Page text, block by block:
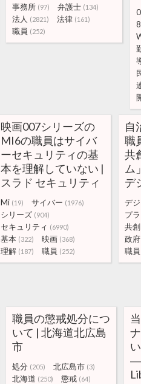
事務所 (97) 弁護士 (134)
法人 (2821) 法律 (161)
職員 (252)
8
映画007シリーズの
MI6の職員はサイバ
ーセキュリティの基
本を理解していない |
スラド セキュリティ
Mi (19) サイバー (1976)
シリーズ (904)
セキュリティ (6990)
基本 (322) 映画 (368)
理解 (187) 職員 (252)
自
職
共
ム
デ
デ
プ
共創
政府
職員
職員の懲戒処分につ
いて | 北海道北広島
市
処分 (205) 北広島市 (3)
北海道 (250) 懲戒 (64)